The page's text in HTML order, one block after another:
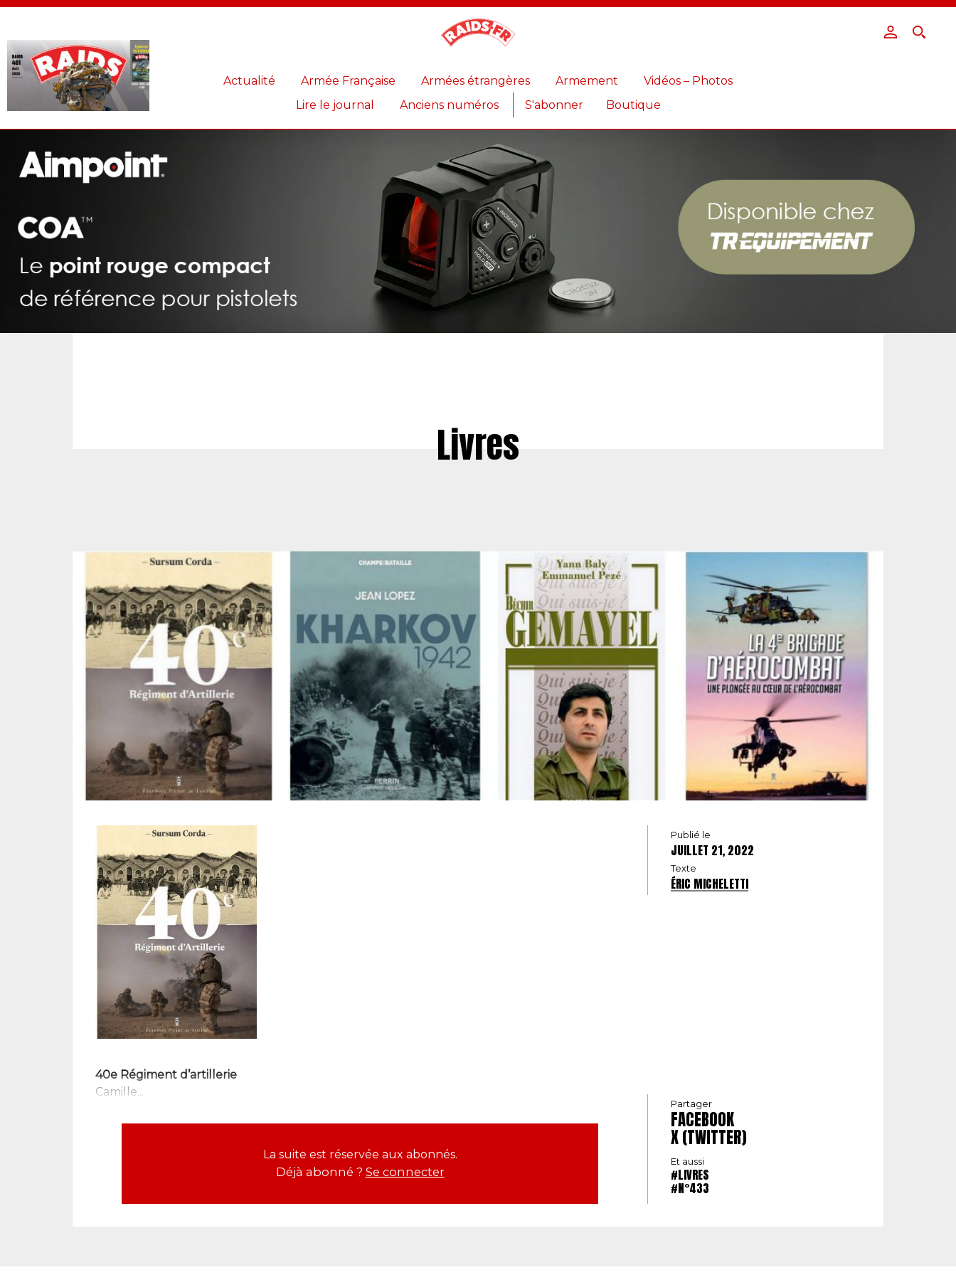
Actualité Armée Française Armées étrangères Armement
Vidéos – Photos
Lire le journal
Anciens numéros S'abonner Boutique
Livres
40e Régiment d’artillerie
Camille...
La suite est réservée aux abonnés.
Déjà abonné ? Se connecter
Publié le
JUILLET 21, 2022
Texte
ÉRIC MICHELETTI
Partager
FACEBOOK
X (TWITTER)
Et aussi
#LIVRES
#N°433
Panneau de gestion des cookies